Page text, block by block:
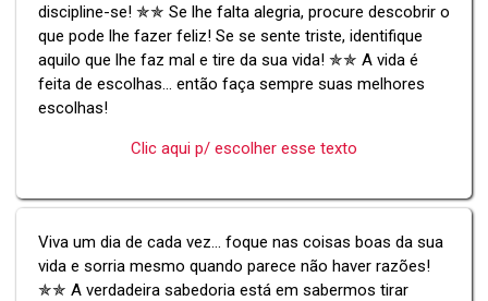
discipline-se! ✯✯ Se lhe falta alegria, procure descobrir o
que pode lhe fazer feliz! Se se sente triste, identifique
aquilo que lhe faz mal e tire da sua vida! ✯✯ A vida é
feita de escolhas... então faça sempre suas melhores
escolhas!
Clic aqui p/ escolher esse texto
Viva um dia de cada vez... foque nas coisas boas da sua
vida e sorria mesmo quando parece não haver razões!
✯✯ A verdadeira sabedoria está em sabermos tirar